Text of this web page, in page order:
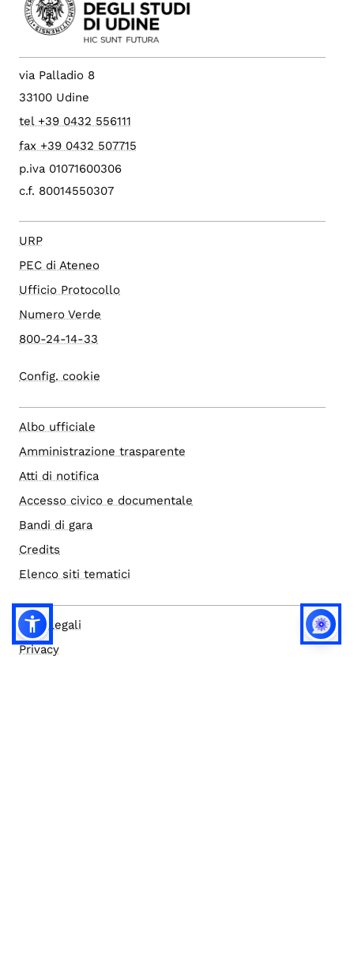
via Palladio 8
33100 Udine
tel +39 0432 556111
fax +39 0432 507715
p.iva 01071600306
c.f. 80014550307
URP
PEC di Ateneo
Ufficio Protocollo
Numero Verde
800-24-14-33
Config. cookie
Albo ufficiale
Amministrazione trasparente
Atti di notifica
Accesso civico e documentale
Bandi di gara
Credits
Elenco siti tematici
Note legali
Privacy